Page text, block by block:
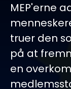
MEP'erne
truer den
på at
en